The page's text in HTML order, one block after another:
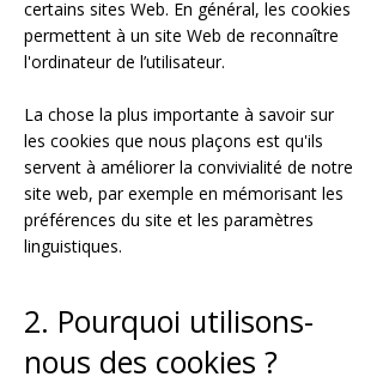
certains sites Web. En général, les cookies
permettent à un site Web de reconnaître
l'ordinateur de l’utilisateur.
La chose la plus importante à savoir sur
les cookies que nous plaçons est qu'ils
servent à améliorer la convivialité de notre
site web, par exemple en mémorisant les
préférences du site et les paramètres
linguistiques.
2. Pourquoi utilisons-
nous des cookies ?